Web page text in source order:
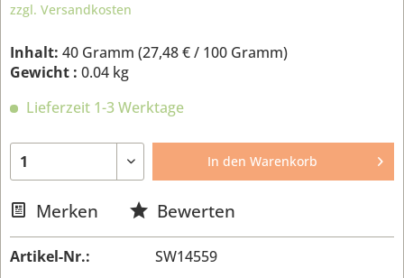
zzgl. Versandkosten
Inhalt: 40 Gramm (27,48 €/ 100 Gramm)
Gewicht : 0.04 kg
Lieferzeit 1-3 Werktage
In den Warenkorb
Merken Bewerten
Artikel-Nr.: SW14559